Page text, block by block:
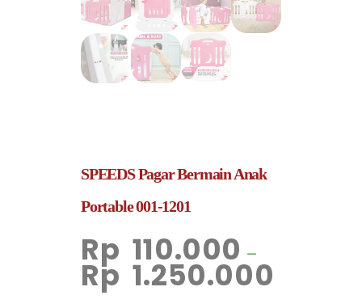
SPEEDS Pagar Bermain Anak
Portable 001-1201
Rp 110.000 –
Rp 1.250.000